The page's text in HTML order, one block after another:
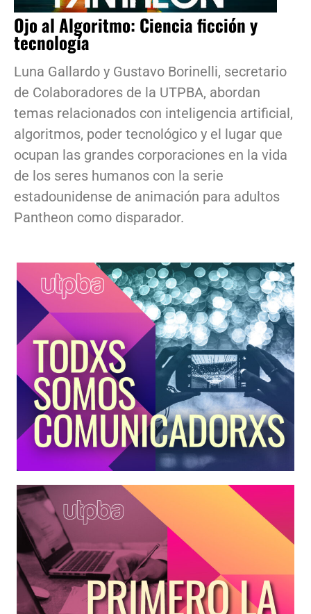
Ojo al Algoritmo: Ciencia ficción y
tecnología
Luna Gallardo y Gustavo Borinelli, secretario
de Colaboradores de la UTPBA, abordan
temas relacionados con inteligencia artificial,
algoritmos, poder tecnológico y el lugar que
ocupan las grandes corporaciones en la vida
de los seres humanos con la serie
estadounidense de animación para adultos
Pantheon como disparador.